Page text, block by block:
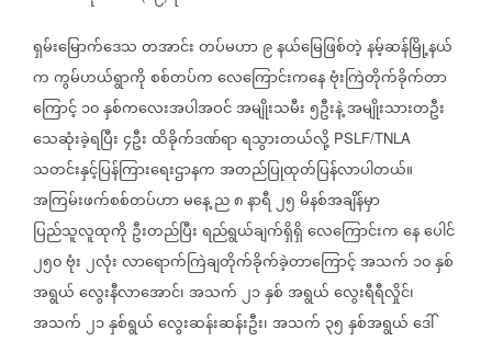
ရှမ်းမြောက်ဒေသတအာင်းတပ်မဟာ၉နယ်မြေဖြစ်တဲ့နမ့်ဆန်မြို့နယ်
ကကွမ်ဟယ်ရွာကိုစစ်တပ်ကလေကြောင်းကနေဗုံးကြဲတိုက်ခိုက်တာ
ကြောင့်၁၀နှစ်ကလေးအပါအဝင်အမျိုးသမီး၅ဦးနဲ့အမျိုးသားတဦး
သေဆုံးခဲ့ရပြီး၄ဦးထိခိုက်ဒဏ်ရာရသွားတယ်လို့ PSLF/TNLA
သတင်းနှင့်ပြန်ကြားရေးဌာနကအတည်ပြုထုတ်ပြန်လာပါတယ်။
အကြမ်းဖက်စစ်တပ်ဟာမနေ့ည၈နာရီ၂၅မိနစ်အချိန်မှာ
ပြည်သူလူထုကို ဦးတည်ပြီးရည်ရွယ်ချက်ရှိရှိလေကြောင်းကနေပေါင်
၂၅၀ဗုံး၂လုံးလာရောက်ကြဲချတိုက်ခိုက်ခဲ့တာကြောင့်အသက် ၁၀နှစ်
အရွယ်လွေးနီလာအောင်၊အသက်၂၁နှစ်အရွယ်လွေးရီရီလှိုင်၊
အသက်၂၁နှစ်ရွယ်လွေးဆန်းဆန်းဦး၊အသက် ၃၅နှစ်အရွယ်ဒေါ်